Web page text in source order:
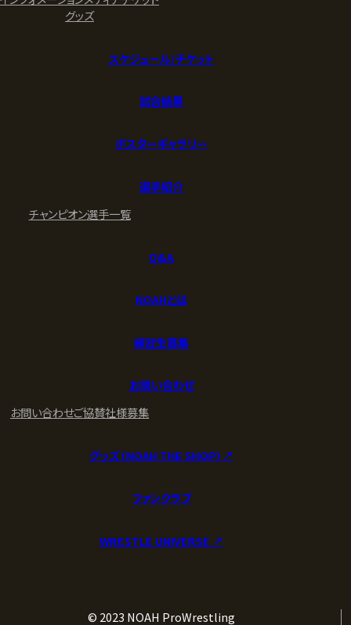
グッズ
スケジュール/チケット
試合結果
ポスターギャラリー
選手紹介
チャンピオン選手一覧
Q&A
NOAHとは
練習生募集
お問い合わせ
お問い合わせご協賛社様募集
グッズ (NOAH THE SHOP) ↗︎
ファンクラブ
WRESTLE UNIVERSE ↗︎
© 2023 NOAH ProWrestling